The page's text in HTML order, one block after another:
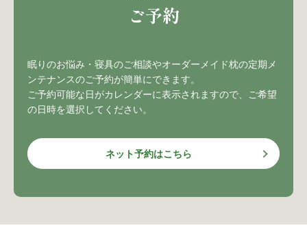
ご予約
眠りのお悩み・寝具のご相談やオーダーメイド枕の定期メ
ンテナンスのご予約が簡単にできます。
ご予約可能な日がカレンダーに表示されますので、ご希望
の日時を選択してください。
ネット予約はこちら